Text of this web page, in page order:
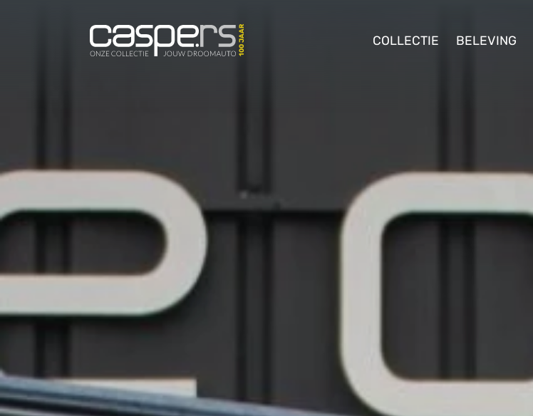
De Caspers Collectie COLLECTIE BELEVING